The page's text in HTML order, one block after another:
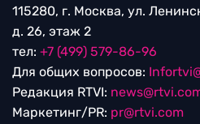
115280, г. Москва, ул.
д. 26, этаж 2
тел: +7 (499) 579-86-96
Для общих вопросов:
Редакция RTVI:
Маркетинг/PR: pr@rtvi.com